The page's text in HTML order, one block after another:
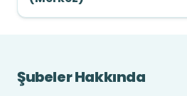
Şubeler Hakkında